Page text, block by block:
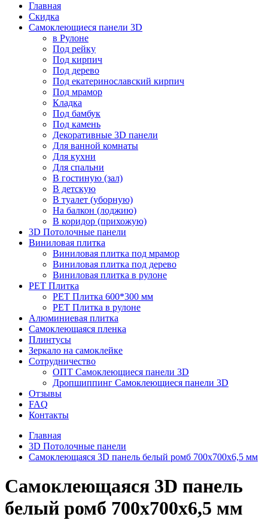
Главная
Скидка
Самоклеющиеся панели 3D
в Рулоне
Под рейку
Под кирпич
Под дерево
Под екатеринославский кирпич
Под мрамор
Кладка
Под бамбук
Под камень
Декоративные 3D панели
Для ванной комнаты
Для кухни
Для спальни
В гостиную (зал)
В детскую
В туалет (уборную)
На балкон (лоджию)
В коридор (прихожую)
3D Потолочные панели
Виниловая плитка
Виниловая плитка под мрамор
Виниловая плитка под дерево
Виниловая плитка в рулоне
PET Плитка
PET Плитка 600*300 мм
PET Плитка в рулоне
Алюминиевая плитка
Самоклеющаяся пленка
Плинтусы
Зеркало на самоклейке
Сотрудничество
ОПТ Самоклеющиеся панели 3D
Дропшиппинг Самоклеющиеся панели 3D
Отзывы
FAQ
Контакты
Главная
3D Потолочные панели
Самоклеющаяся 3D панель белый ромб 700x700x6,5 мм
Самоклеющаяся 3D панель
белый ромб 700x700x6,5 мм